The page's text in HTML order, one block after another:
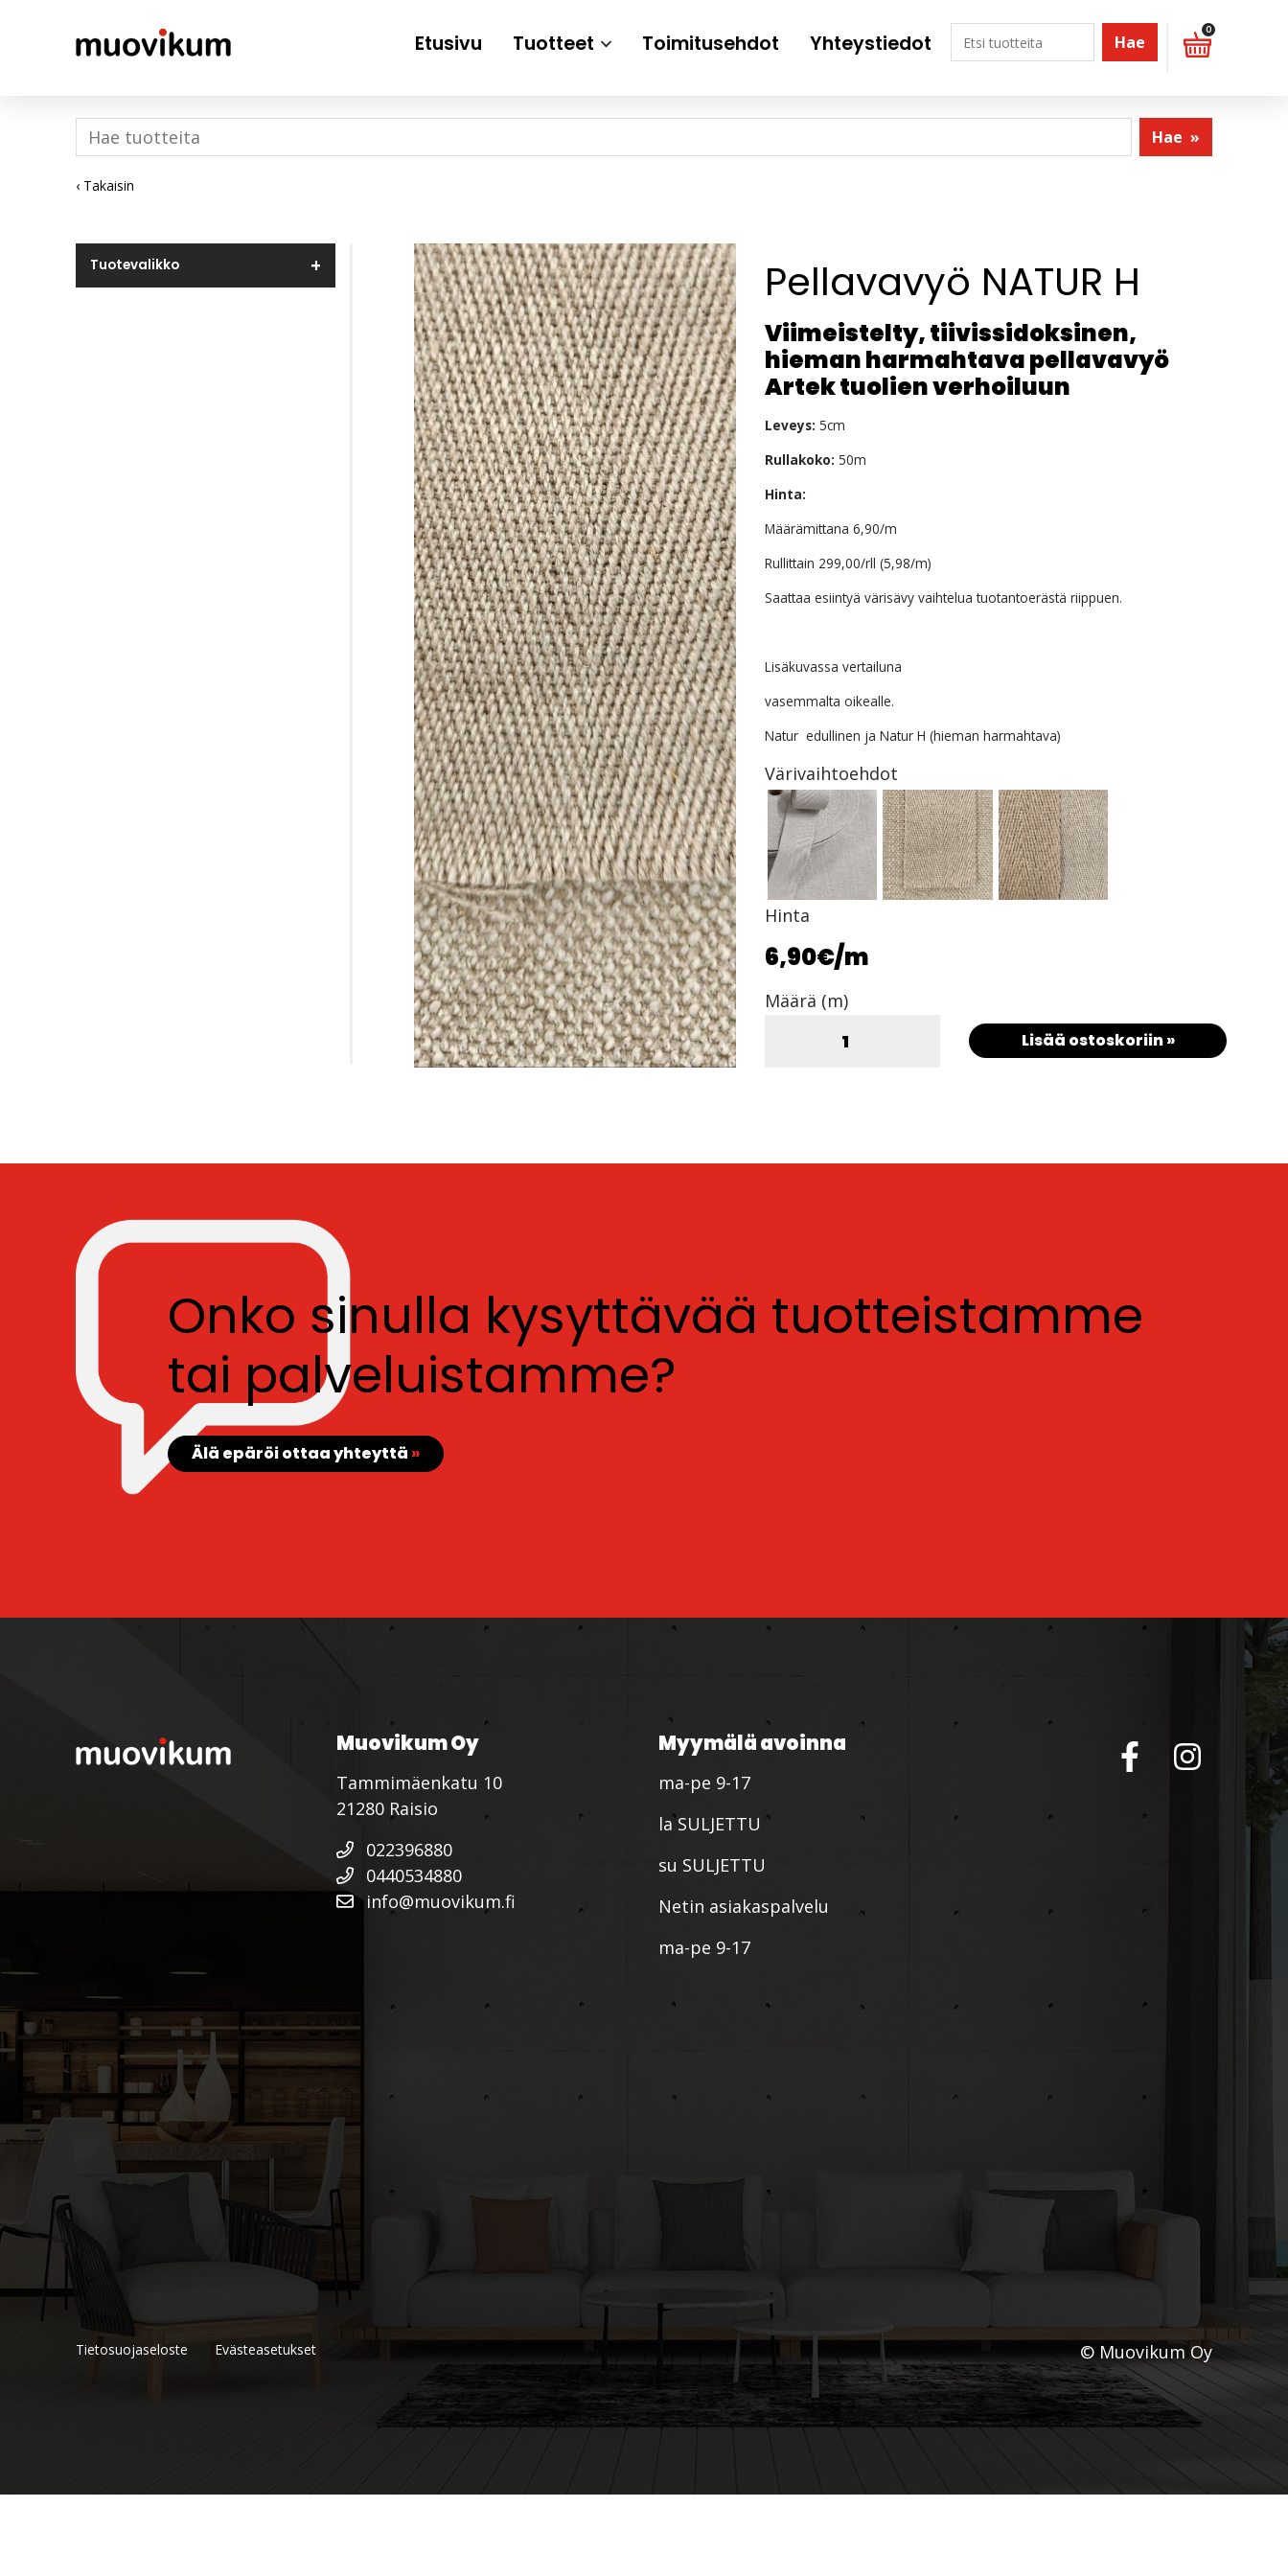
Etusivu Tuotteet Toimitusehdot Yhteystiedot Hae
0
Hae »
‹ Takaisin
Tuotevalikko Pellavavyö NATUR H
Viimeistelty, tiivissidoksinen,
hieman harmahtava pellavavyö
Artek tuolien verhoiluun
Leveys: 5cm
Rullakoko: 50m
Hinta:
Määrämittana 6,90/m
Rullittain 299,00/rll (5,98/m)
Saattaa esiintyä värisävy vaihtelua tuotantoerästä riippuen.
Lisäkuvassa vertailuna
vasemmalta oikealle.
Natur edullinen ja Natur H (hieman harmahtava)
Värivaihtoehdot
Hinta
6,90€/m
Määrä (m)
Lisää ostoskoriin »
Onko sinulla kysyttävää tuotteistamme
tai palveluistamme?
Älä epäröi ottaa yhteyttä »
Muovikum Oy
Tammimäenkatu 10
21280 Raisio
022396880
0440534880
info@muovikum.fi
Myymälä avoinna
ma-pe 9-17
la SULJETTU
su SULJETTU
Netin asiakaspalvelu
ma-pe 9-17
Tietosuojaseloste Evästeasetukset © Muovikum Oy